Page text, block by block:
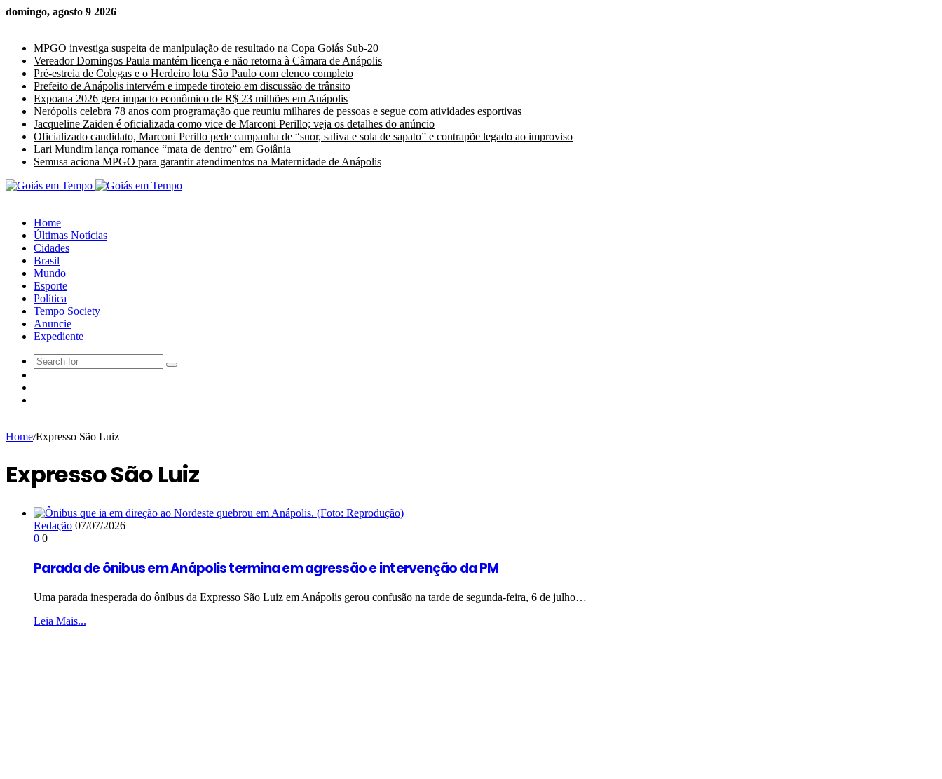
domingo, agosto 9 2026
MPGO investiga suspeita de manipulação de resultado na Copa Goiás Sub-20
Vereador Domingos Paula mantém licença e não retorna à Câmara de Anápolis
Pré-estreia de Colegas e o Herdeiro lota São Paulo com elenco completo
Prefeito de Anápolis intervém e impede tiroteio em discussão de trânsito
Expoana 2026 gera impacto econômico de R$ 23 milhões em Anápolis
Nerópolis celebra 78 anos com programação que reuniu milhares de pessoas e segue com atividades esportivas
Jacqueline Zaiden é oficializada como vice de Marconi Perillo; veja os detalhes do anúncio
Oficializado candidato, Marconi Perillo pede campanha de “suor, saliva e sola de sapato” e contrapõe legado ao improviso
Lari Mundim lança romance “mata de dentro” em Goiânia
Semusa aciona MPGO para garantir atendimentos na Maternidade de Anápolis
Home
Últimas Notícias
Cidades
Brasil
Mundo
Esporte
Política
Tempo Society
Anuncie
Expediente
Home/Expresso São Luiz
Expresso São Luiz
Redação 07/07/2026
0 0
Parada de ônibus em Anápolis termina em agressão e intervenção da PM
Uma parada inesperada do ônibus da Expresso São Luiz em Anápolis gerou confusão na tarde de segunda-feira, 6 de julho…
Leia Mais...